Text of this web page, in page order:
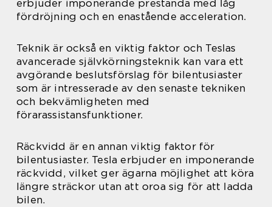
erbjuder imponerande prestanda med låg
fördröjning och en enastående acceleration.
Teknik är också en viktig faktor och Teslas
avancerade självkörningsteknik kan vara ett
avgörande beslutsförslag för bilentusiaster
som är intresserade av den senaste tekniken
och bekvämligheten med
förarassistansfunktioner.
Räckvidd är en annan viktig faktor för
bilentusiaster. Tesla erbjuder en imponerande
räckvidd, vilket ger ägarna möjlighet att köra
längre sträckor utan att oroa sig för att ladda
bilen.